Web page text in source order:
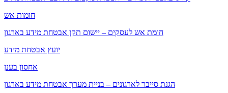
חומות אש
חומת אש לעסקים – יישום תקן אבטחת מידע בארגון
יועץ אבטחת מידע
אחסון בענן
הגנת סייבר לארגונים – בניית מערך אבטחת מידע בארגון